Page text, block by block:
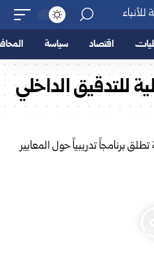
اقتصاد سياسة
للتدقيق الداخلي